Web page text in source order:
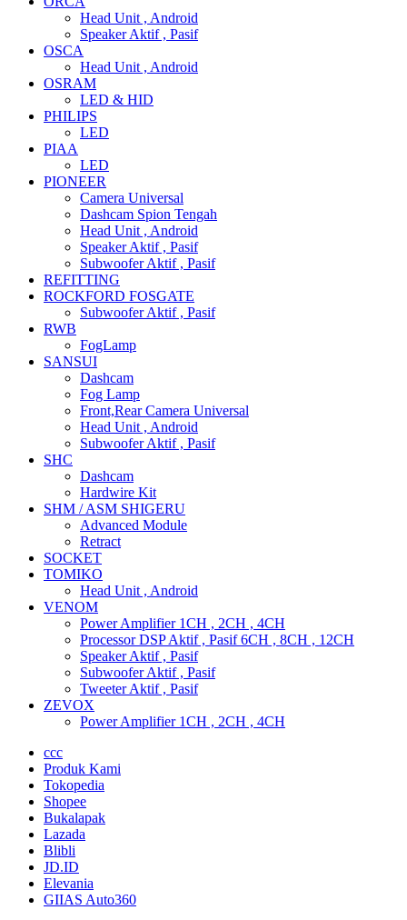
Head Unit , Android
Speaker Aktif , Pasif
OSCA
Head Unit , Android
OSRAM
LED & HID
PHILIPS
LED
PIAA
LED
PIONEER
Camera Universal
Dashcam Spion Tengah
Head Unit , Android
Speaker Aktif , Pasif
Subwoofer Aktif , Pasif
REFITTING
ROCKFORD FOSGATE
Subwoofer Aktif , Pasif
RWB
FogLamp
SANSUI
Dashcam
Fog Lamp
Front,Rear Camera Universal
Head Unit , Android
Subwoofer Aktif , Pasif
SHC
Dashcam
Hardwire Kit
SHM / ASM SHIGERU
Advanced Module
Retract
SOCKET
TOMIKO
Head Unit , Android
VENOM
Power Amplifier 1CH , 2CH , 4CH
Processor DSP Aktif , Pasif 6CH , 8CH , 12CH
Speaker Aktif , Pasif
Subwoofer Aktif , Pasif
Tweeter Aktif , Pasif
ZEVOX
Power Amplifier 1CH , 2CH , 4CH
ccc
Produk Kami
Tokopedia
Shopee
Bukalapak
Lazada
Blibli
JD.ID
Elevania
GIIAS Auto360